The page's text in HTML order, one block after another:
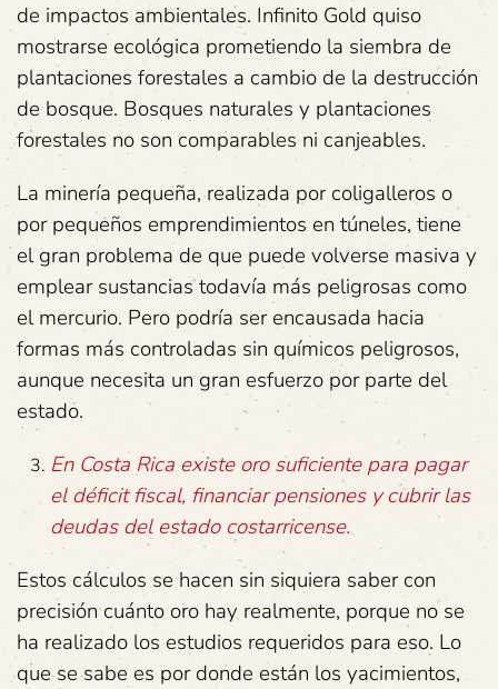
de impactos ambientales. Infinito Gold quiso
mostrarse ecológica prometiendo la siembra de
plantaciones forestales a cambio de la destrucción
de bosque. Bosques naturales y plantaciones
forestales no son comparables ni canjeables.
La minería pequeña, realizada por coligalleros o
por pequeños emprendimientos en túneles, tiene
el gran problema de que puede volverse masiva y
emplear sustancias todavía más peligrosas como
el mercurio. Pero podría ser encausada hacia
formas más controladas sin químicos peligrosos,
aunque necesita un gran esfuerzo por parte del
estado.
En Costa Rica existe oro suficiente para pagar
el déficit fiscal, financiar pensiones y cubrir las
deudas del estado costarricense.
Estos cálculos se hacen sin siquiera saber con
precisión cuánto oro hay realmente, porque no se
ha realizado los estudios requeridos para eso. Lo
que se sabe es por donde están los yacimientos,